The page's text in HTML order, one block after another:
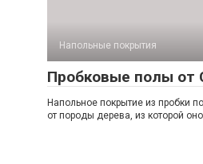
Напольные покрытия
Пробковые полы от
Напольное покрытие из пробки
от породы дерева, из которой